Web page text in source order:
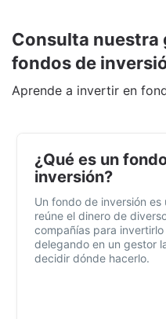
Consulta nuestra
fondos de
Aprende a invertir en
¿Qué es un
inversión?
Un fondo de inversión es
reúne el dinero de
compañías para
delegando en un gestor
decidir dónde hacerlo.